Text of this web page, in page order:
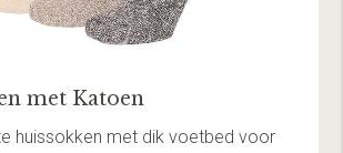
met Katoen
huissokken met dik voetbed voor